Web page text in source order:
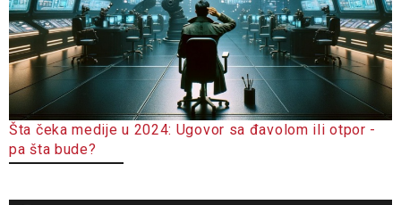
Šta čeka medije u 2024: Ugovor sa đavolom ili otpor -
pa šta bude?